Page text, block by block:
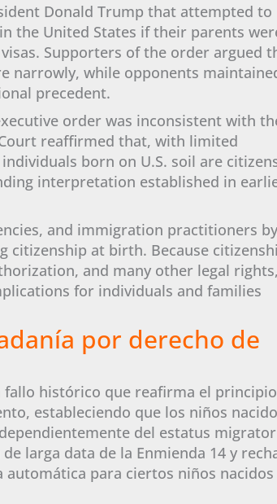
Donald Trump that attempted to
the United States if their parents
Supporters of the order argued
narrowly, while opponents
precedent.
order was inconsistent with
reaffirmed that, with limited
born on U.S. soil are
interpretation established in
and immigration practitioners by
at birth. Because
and many other legal rights,
for individuals and families
por derecho de
fallo histórico que reafirma el principio
estableciendo que los niños
del estatus
larga data de la Enmienda 14 y
para ciertos niños nacidos